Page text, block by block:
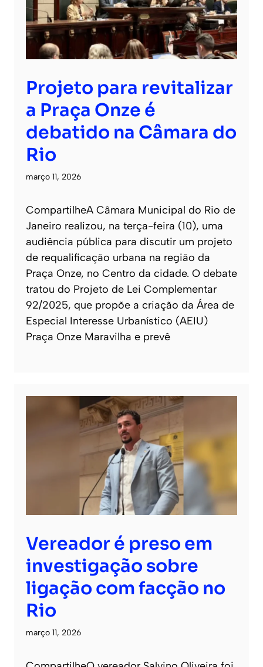
Projeto para revitalizar
a Praça Onze é
debatido na Câmara do
Rio
março 11, 2026
CompartilheA Câmara Municipal do Rio de
Janeiro realizou, na terça-feira (10), uma
audiência pública para discutir um projeto
de requalificação urbana na região da
Praça Onze, no Centro da cidade. O debate
tratou do Projeto de Lei Complementar
92/2025, que propõe a criação da Área de
Especial Interesse Urbanístico (AEIU)
Praça Onze Maravilha e prevê
Vereador é preso em
investigação sobre
ligação com facção no
Rio
março 11, 2026